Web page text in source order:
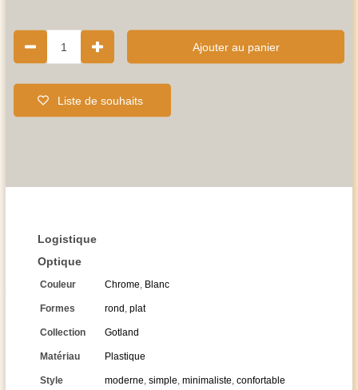
1 Ajouter au panier
Liste de souhaits
Logistique
Optique
Couleur Chrome, Blanc
Formes rond , plat
Collection Gotland
Matériau Plastique
Style moderne, simple, minimaliste, confortable